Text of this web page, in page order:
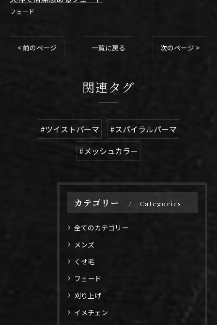
フェード
< 前のページ 一覧に戻る 次のページ >
関連タグ
#ツイストパーマ
#スパイラルパーマ
#メッシュカラー
カテゴリー Categories
全てのカテゴリー
メンズ
くせ毛
フェード
刈り上げ
イメチェン